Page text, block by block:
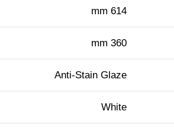
614 mm
360 mm
Anti-Stain Glaze
White